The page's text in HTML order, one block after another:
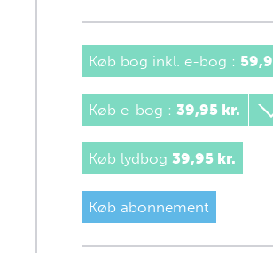
Køb bog inkl. e-bog :
Køb e-bog : 39,95 kr.
Køb lydbog 39,95 kr.
Køb abonnement